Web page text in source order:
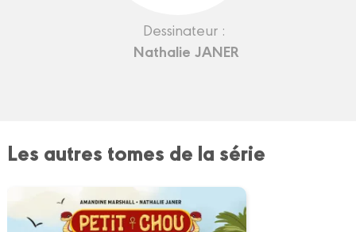
Dessinateur :
Nathalie JANER
Les autres tomes de la série